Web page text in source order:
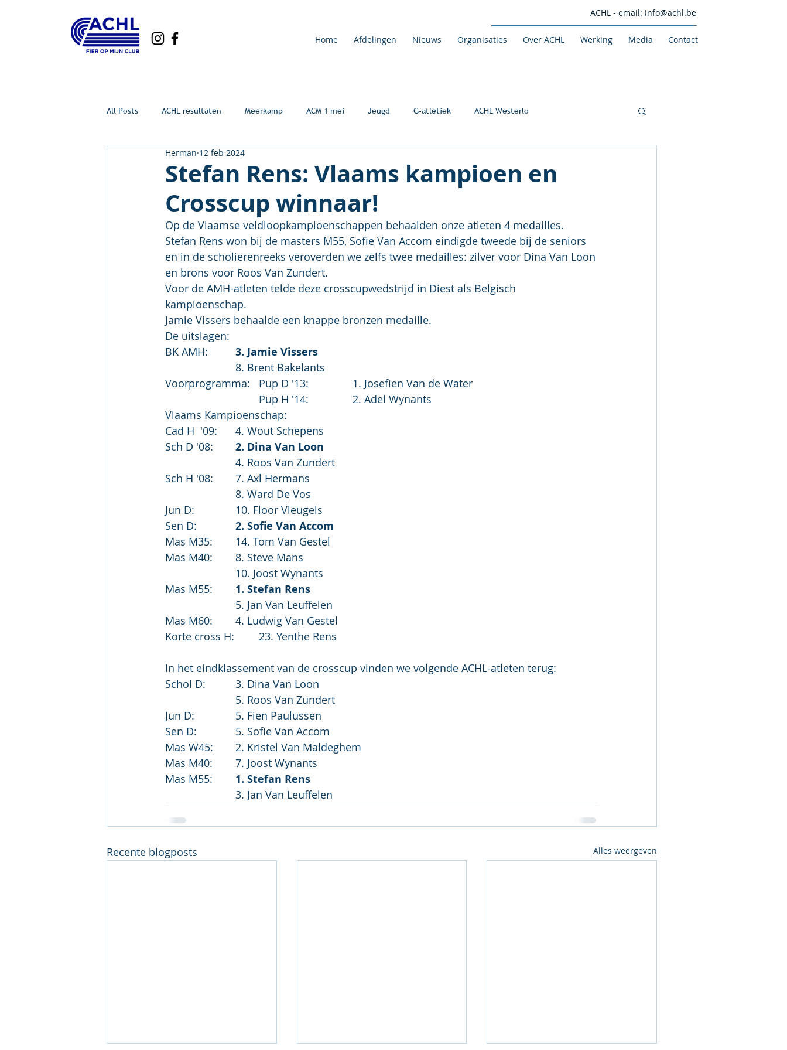
ACHL - email: info@achl.be
Home Afdelingen Nieuws Organisaties Over ACHL Werking Media Contact
All Posts ACHL resultaten Meerkamp ACM 1 mei Jeugd G-atletiek ACHL Westerlo
Stefan Rens: Vlaams kampioen en
Crosscup winnaar!
Herman 12 feb 2024
Op de Vlaamse veldloopkampioenschappen behaalden onze atleten 4 medailles.
Stefan Rens won bij de masters M55, Sofie Van Accom eindigde tweede bij de seniors
en in de scholierenreeks veroverden we zelfs twee medailles: zilver voor Dina Van Loon
en brons voor Roos Van Zundert.
Voor de AMH-atleten telde deze crosscupwedstrijd in Diest als Belgisch
kampioenschap.
Jamie Vissers behaalde een knappe bronzen medaille.
De uitslagen:
3. Jamie Vissers
			8. Brent Bakelants
Voorprogramma:  	Pup D '13:		1. Josefien Van de Water
				Pup H '14:		2. Adel Wynants
Vlaams Kampioenschap:
Cad H  '09:	4. Wout Schepens
2. Dina Van Loon
			4. Roos Van Zundert
Sch H '08:	7. Axl Hermans
			8. Ward De Vos
Jun D:		10. Floor Vleugels
2. Sofie Van Accom
Mas M35:	14. Tom Van Gestel
Mas M40:	8. Steve Mans
			10. Joost Wynants
1. Stefan Rens
			5. Jan Van Leuffelen
Mas M60:	4. Ludwig Van Gestel
Korte cross H:	23. Yenthe Rens
In het eindklassement van de crosscup vinden we volgende ACHL-atleten terug:
Schol D:		3. Dina Van Loon
			5. Roos Van Zundert
Jun D:		5. Fien Paulussen
Sen D:		5. Sofie Van Accom
Mas W45:	2. Kristel Van Maldeghem
Mas M40:	7. Joost Wynants
1. Stefan Rens
			3. Jan Van Leuffelen
Recente blogposts Alles weergeven